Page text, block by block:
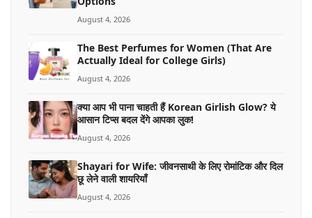
August 4, 2026
The Best Perfumes for Women (That Are
Actually Ideal for College Girls)
August 4, 2026
क्या आप भी पाना चाहती हैं Korean Girlish Glow? ये
आसान टिप्स बदल देंगे आपका लुक!
August 4, 2026
Shayari for Wife: जीवनसाथी के लिए रोमांटिक और दिल
छू लेने वाली शायरियाँ
August 4, 2026